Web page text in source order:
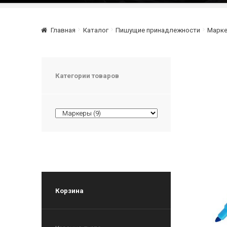
Главная Каталог Пишущие принадлежности
Категории товаров
Корзина